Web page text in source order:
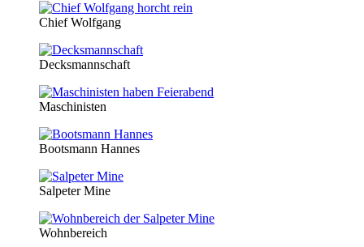
Chief Wolfgang
Decksmannschaft
Maschinisten
Bootsmann Hannes
Salpeter Mine
Wohnbereich